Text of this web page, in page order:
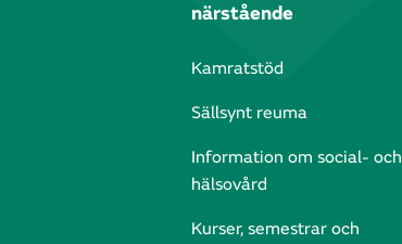
närstående
Kamratstöd
Sällsynt reuma
Information om social- och
hälsovård
Kurser, semestrar och